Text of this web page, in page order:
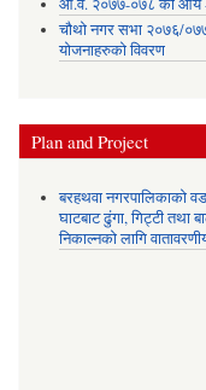
आ.व. २०७७-०७८ को आय -
चौथो नगर सभा २०७६/
योजनाहरुको विवरण
Plan and Project
बरहथवा नगरपालिकाको
घाटबाट ढुंगा, गिट्टी तथा
निकाल्नको लागि